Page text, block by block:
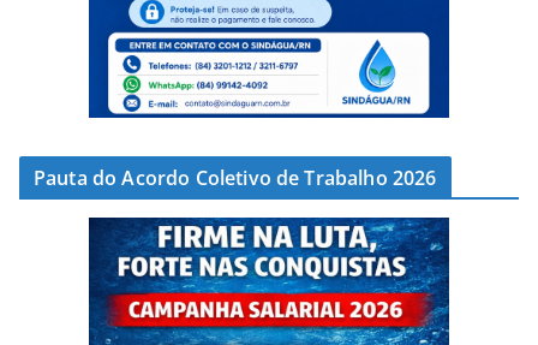
Pauta do Acordo Coletivo de Trabalho 2026